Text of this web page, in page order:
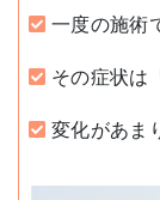
一度の施術
その症状は
変化があま